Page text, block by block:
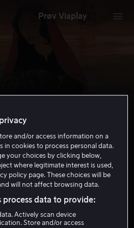
Prøv Viaplay
1998 1 t 34 min
and/or access information on a
in cookies to process personal data.
your choices by clicking below,
where legitimate interest is used,
policy page. These choices will be
will not affect browsing data.
process data to provide:
Actively scan device
Store and/or access